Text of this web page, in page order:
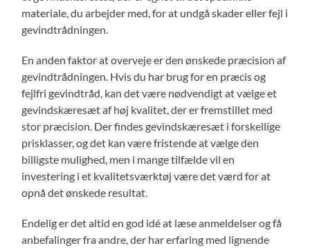
materiale, du arbejder med, for at undgå skader eller fejl i
gevindtrådningen.
En anden faktor at overveje er den ønskede præcision af
gevindtrådningen. Hvis du har brug for en præcis og
fejlfri gevindtråd, kan det være nødvendigt at vælge et
gevindskæresæt af høj kvalitet, der er fremstillet med
stor præcision. Der findes gevindskæresæt i forskellige
prisklasser, og det kan være fristende at vælge den
billigste mulighed, men i mange tilfælde vil en
investering i et kvalitetsværktøj være det værd for at
opnå det ønskede resultat.
Endelig er det altid en god idé at læse anmeldelser og få
anbefalinger fra andre, der har erfaring med lignende